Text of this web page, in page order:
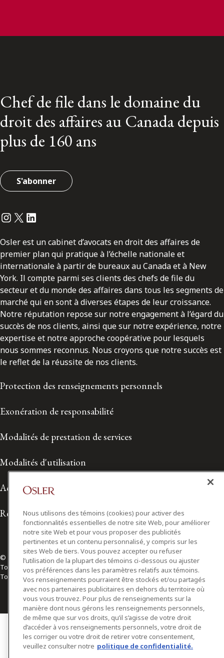
Chef de file dans le domaine du
droit des affaires au Canada depuis
plus de 160 ans
S'abonner
Instagram
Twitter
LinkedIn
Osler est un cabinet d’avocats en droit des affaires de
premier plan qui pratique à l’échelle nationale et
internationale à partir de bureaux au Canada et à New
York. Il compte parmi ses clients des chefs de file du
secteur et du monde des affaires dans tous les segments de
marché qui en sont à diverses étapes de leur croissance.
Notre réputation repose sur notre engagement à l’égard du
succès de nos clients, ainsi que sur notre expérience, notre
expertise et notre approche coopérative pour lesquels
nous sommes reconnus. Nous croyons que notre succès est
le reflet de la réussite de nos clients.
Protection des renseignements personnels
Exonération de responsabilité
Modalités de prestation de services
Modalités d'utilisation
Accessibilité
Relations avec les médias
© 2026 Osler, Hoskin & Harcourt S.E.N.C.R.L./s.r.l.
Tous droits réservés
Toronto | Montréal | Calgary | Vancouver | Ottawa | New York
Nous utilisons des témoins (cookies) pour activer des
fonctionnalités essentielles de notre site Web, pour améliorer
notre site Web et pour vous proposer des publicités
pertinentes et un contenu personnalisé, y compris sur les
sites Web de tiers. Vous pouvez accepter ou refuser
l’utilisation de la plupart des témoins ci-dessous ou ajuster
vos préférences dans les paramètres relatifs aux témoins.
Vos renseignements pourraient être stockés et/ou partagés
avec nos partenaires publicitaires en dehors du territoire où
vous vous trouvez. Pour plus de renseignements sur la
manière dont nous gérons les renseignements personnels,
de même que sur vos droits, qu’il s’agisse de votre droit
d’accéder à vos renseignements personnels, votre droit de
les corriger ou votre droit de retirer votre consentement,
veuillez consulter notre politique de confidentialité.